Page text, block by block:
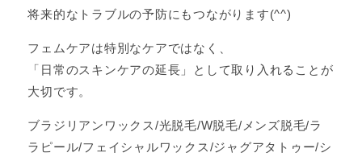
将来的なトラブルの予防にもつながります(^^)
フェムケアは特別なケアではなく、
「日常のスキンケアの延長」として取り入れることが
大切です。
ブラジリアンワックス/光脱毛/W脱毛/メンズ脱毛/ラ
ラピール/フェイシャルワックス/ジャグアタトゥー/シ